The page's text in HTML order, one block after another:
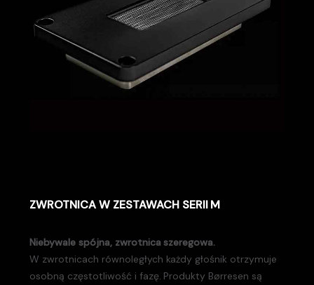
ZWROTNICA W ZESTAWACH SERII M
Niebywale spójna, zwrotnica szeregowa.
W zwrotnicach równoległych każdy głośnik otrzymuje
osobną częstotliwość i fazę. Produkty Børresen są